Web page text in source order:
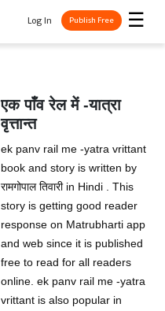
☰
Log In Publish Free
एक पाँव रेल में -यात्रा
वृत्तान्त
ek panv rail me -yatra vrittant
book and story is written by
रामगोपाल तिवारी in Hindi . This
story is getting good reader
response on Matrubharti app
and web since it is published
free to read for all readers
online. ek panv rail me -yatra
vrittant is also popular in